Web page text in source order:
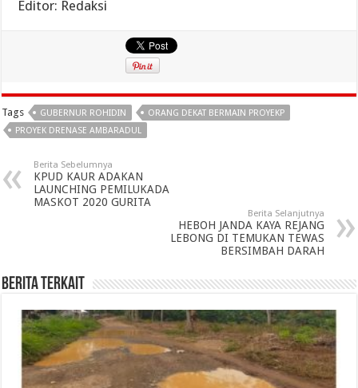
Editor: Redaksi
Tags GUBERNUR ROHIDIN
ORANG DEKAT BERMAIN PROYEKP
PROYEK DRENASE AMBARADUL
Berita Sebelumnya
KPUD KAUR ADAKAN
LAUNCHING PEMILUKADA
MASKOT 2020 GURITA
Berita Selanjutnya
HEBOH JANDA KAYA REJANG
LEBONG DI TEMUKAN TEWAS
BERSIMBAH DARAH
Berita Terkait